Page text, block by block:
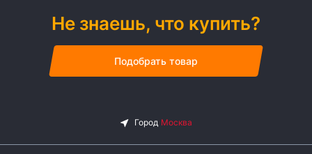
Не знаешь, что купить?
Подобрать товар